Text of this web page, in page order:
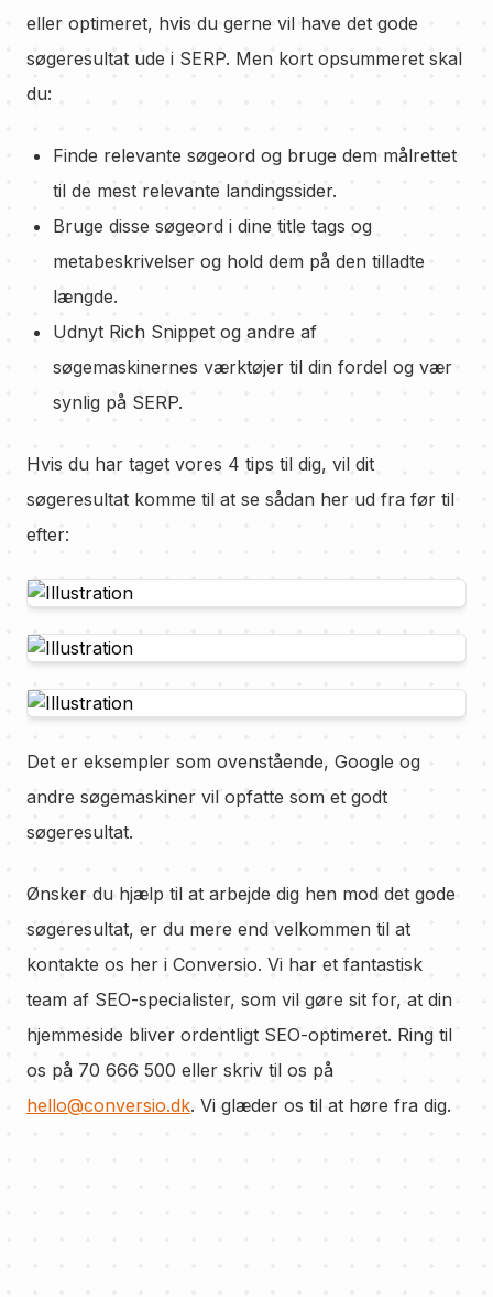
eller optimeret, hvis du gerne vil have det gode
søgeresultat ude i SERP. Men kort opsummeret skal
du:
Finde relevante søgeord og bruge dem målrettet
til de mest relevante landingssider.
Bruge disse søgeord i dine title tags og
metabeskrivelser og hold dem på den tilladte
længde.
Udnyt Rich Snippet og andre af
søgemaskinernes værktøjer til din fordel og vær
synlig på SERP.
Hvis du har taget vores 4 tips til dig, vil dit
søgeresultat komme til at se sådan her ud fra før til
efter:
Det er eksempler som ovenstående, Google og
andre søgemaskiner vil opfatte som et godt
søgeresultat.
Ønsker du hjælp til at arbejde dig hen mod det gode
søgeresultat, er du mere end velkommen til at
kontakte os her i Conversio. Vi har et fantastisk
team af SEO-specialister, som vil gøre sit for, at din
hjemmeside bliver ordentligt SEO-optimeret. Ring til
os på 70 666 500 eller skriv til os på
hello@conversio.dk. Vi glæder os til at høre fra dig.